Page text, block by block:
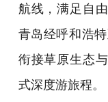
航线，满足自
青岛经呼和浩
衔接草原生态
式深度游旅程。